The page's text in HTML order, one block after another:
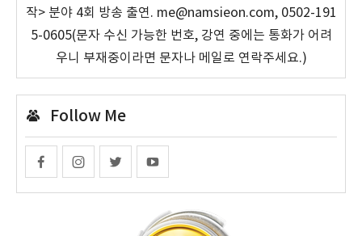
작> 분야 4회 방송 출연. me@namsieon.com, 0502-191
5-0605(문자 수신 가능한 번호, 강연 중에는 통화가 어려
우니 부재중이라면 문자나 메일로 연락주세요.)
Follow Me